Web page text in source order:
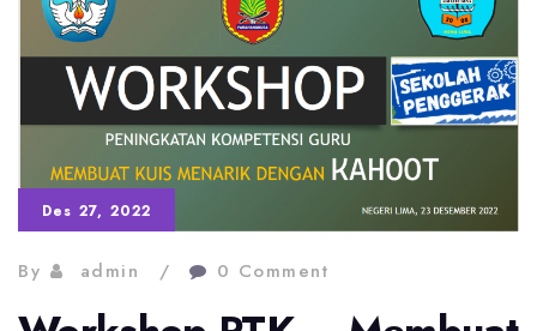
Des 27, 2022
By admin 0 Comment